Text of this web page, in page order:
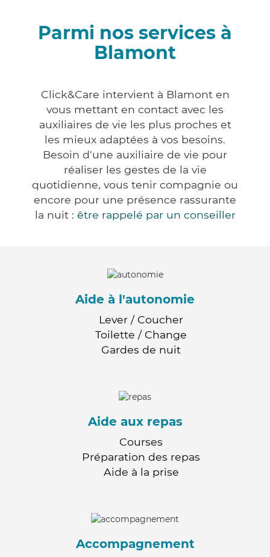
Parmi nos services à
Blamont
Click&Care intervient à Blamont en
vous mettant en contact avec les
auxiliaires de vie les plus proches et
les mieux adaptées à vos besoins.
Besoin d'une auxiliaire de vie pour
réaliser les gestes de la vie
quotidienne, vous tenir compagnie ou
encore pour une présence rassurante
la nuit : être rappelé par un conseiller
Aide à l'autonomie
Lever / Coucher
Toilette / Change
Gardes de nuit
Aide aux repas
Courses
Préparation des repas
Aide à la prise
Accompagnement